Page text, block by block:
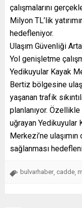
çalışmalarını
Milyon TL’lik
hedefleniyor.
Ulaşım Güvenliği
Yol genişletme
Yedikuyular Kayak
Bertiz bölgesine
yaşanan trafik
planlanıyor. Özellikle
uğrayan Yedikuyular
Merkezi’ne
sağlanması
bulvarhaber cadde